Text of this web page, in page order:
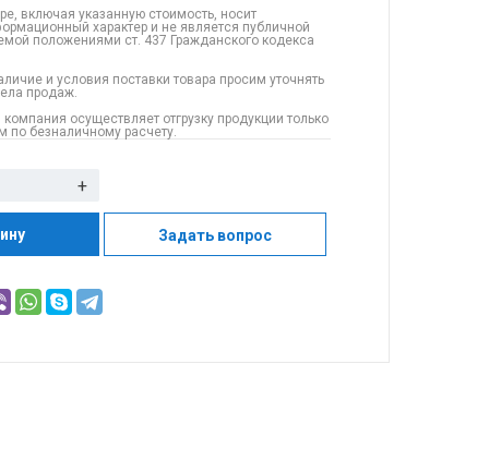
включая указанную стоимость, носит
характер и не является публичной
положениями ст. 437 Гражданского кодекса
и условия поставки товара просим уточнять
продаж.
осуществляет отгрузку продукции только
по безналичному расчету.
+
Задать вопрос